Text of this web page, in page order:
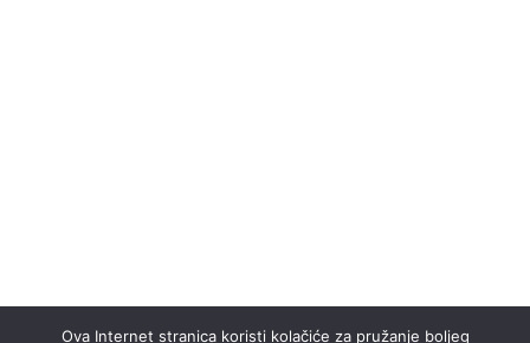
Ova Internet stranica koristi kolačiće za pružanje boljeg